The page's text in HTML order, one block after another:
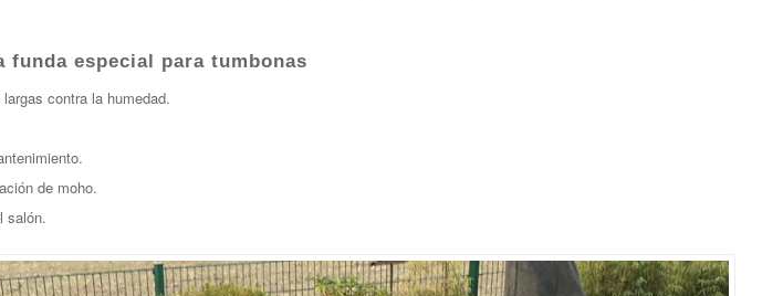
funda especial para tumbonas
contra la humedad.
de moho.
salón.